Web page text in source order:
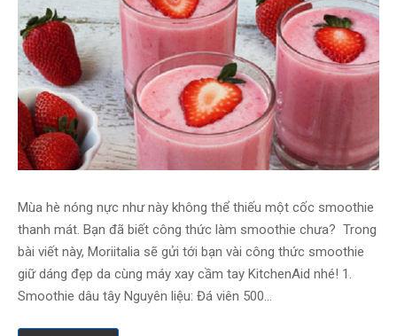
Mùa hè nóng nực như này không thể thiếu một cốc smoothie
thanh mát. Bạn đã biết công thức làm smoothie chưa? Trong
bài viết này, Moriitalia sẽ gửi tới bạn vài công thức smoothie
giữ dáng đẹp da cùng máy xay cầm tay KitchenAid nhé! 1.
Smoothie dâu tây Nguyên liệu: Đá viên 500…